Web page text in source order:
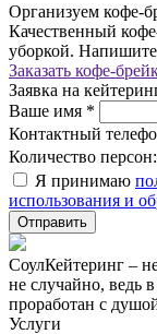
Организуем кофе-
Качественный
уборкой.
Заказать кофе-
Заявка на
Ваше имя *
Контактный
Количество персон:
Я принимаю
использования и
СоулКейтеринг –
не случайно, ведь
проработан с
Услуги